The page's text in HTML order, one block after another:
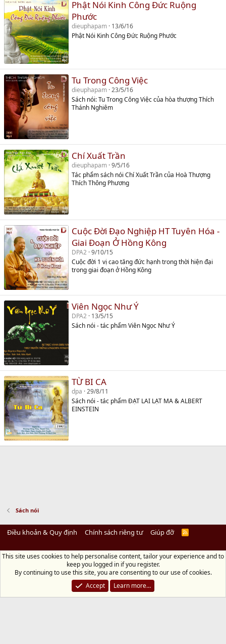
Phật Nói Kinh Công Đức Ruộng
Phước
dieuphapam 13/6/16
Phật Nói Kinh Công Đức Ruộng Phước
Tu Trong Công Việc
dieuphapam 23/5/16
Sách nói: Tu Trong Công Việc của hòa thượng Thích
Thánh Nghiêm
Chí Xuất Trần
dieuphapam 9/5/16
Tác phẩm sách nói Chí Xuất Trần của Hoà Thượng
Thích Thông Phương
Cuộc Đời Đạo Nghiệp HT Tuyên Hóa -
Giai Đoạn Ở Hồng Kông
DPA2 9/10/15
Cuộc đời 1 vị cao tăng đức hạnh trong thời hiện đại
trong giai đoạn ở Hồng Kông
Viên Ngọc Như Ý
DPA2 13/5/15
Sách nói - tác phẩm Viên Ngọc Như Ý
TỪ BI CA
dpa 29/8/11
Sách nói - tác phẩm ĐẠT LAI LẠT MA & ALBERT
EINSTEIN
Sách nói
Điều khoản & Quy định Chính sách riêng tư Giúp đỡ
R
Diệu Pháp Âm
Chùa Diệu Pháp - Số 72/14 Phú Mỹ, Phú Hòa Đông, Củ Chi, TP.HCM
đồ)
Điện thoại: 028.36208438 | Email:bientap@dieuphapam.net
Chủ Nhiệm: Thích Minh Thiền
This site uses cookies to help personalise content, tailor your experience and to
keep you logged in if you register.
By continuing to use this site, you are consenting to our use of cookies.
Accept
Learn more…